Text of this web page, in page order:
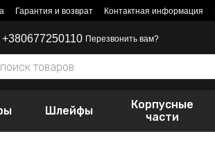
Гарантия и возврат Контактная информация
+380677250110 Перезвонить вам?
Шлейфы
Корпусные
части